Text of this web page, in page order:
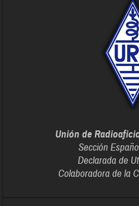
Unión de
Sección
Declarada de
Colaboradora de la